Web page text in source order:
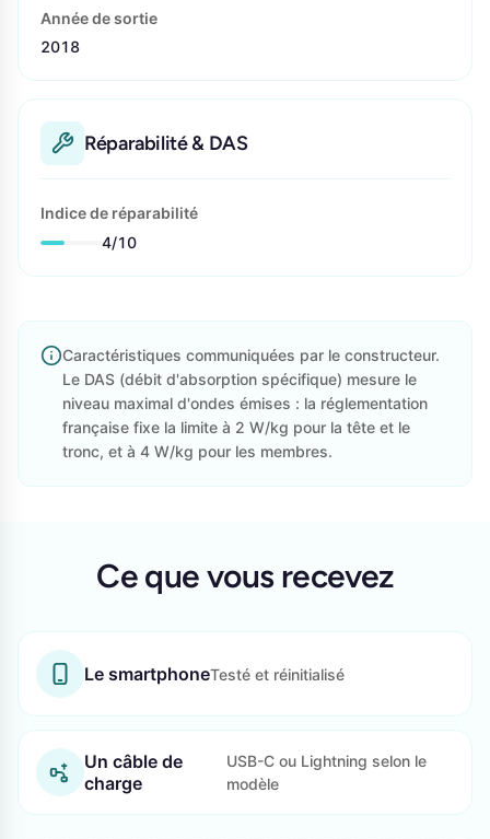
Année de sortie
2018
Réparabilité & DAS
Indice de réparabilité
4/10
Caractéristiques communiquées par le constructeur.
Le DAS (débit d'absorption spécifique) mesure le
niveau maximal d'ondes émises : la réglementation
française fixe la limite à 2 W/kg pour la tête et le
tronc, et à 4 W/kg pour les membres.
Ce que vous recevez
Le smartphoneTesté et réinitialisé
Un câble de
charge
USB-C ou Lightning selon le
modèle